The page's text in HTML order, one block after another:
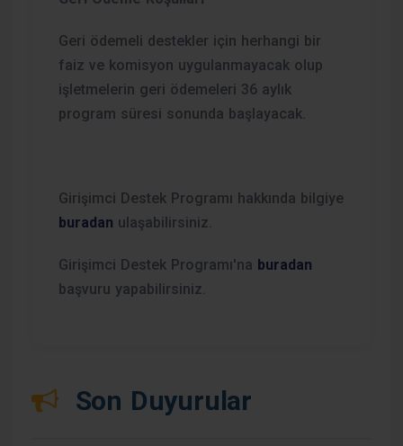
Geri ödemeli destekler için herhangi bir
faiz ve komisyon uygulanmayacak olup
işletmelerin geri ödemeleri 36 aylık
program süresi sonunda başlayacak.
Girişimci Destek Programı hakkında bilgiye
buradan ulaşabilirsiniz.
Girişimci Destek Programı'na buradan
başvuru yapabilirsiniz.
Son Duyurular